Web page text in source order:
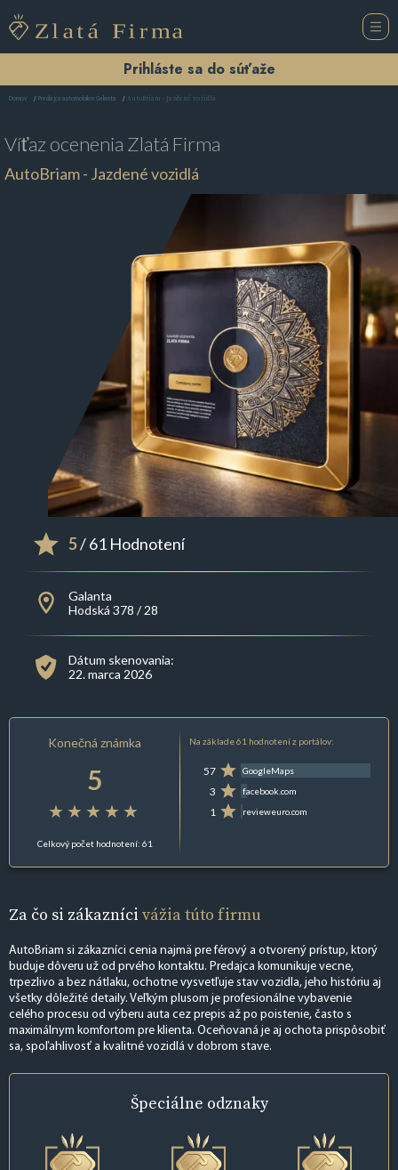
Prihláste sa do súťaže
Domov Predajca automobilov Galanta AutoBriam - Jazdené vozidlá
Víťaz ocenenia Zlatá Firma
AutoBriam - Jazdené vozidlá
5/ 61 Hodnotení
Galanta
Hodská 378 / 28
Dátum skenovania:
22. marca 2026
Konečná známka
5
Celkový počet hodnotení: 61
Na základe 61 hodnotení z portálov:
57 GoogleMaps
3 facebook.com
1 revieweuro.com
Za čo si zákazníci vážia túto firmu
AutoBriam si zákazníci cenia najmä pre férový a otvorený prístup, ktorý
buduje dôveru už od prvého kontaktu. Predajca komunikuje vecne,
trpezlivo a bez nátlaku, ochotne vysvetľuje stav vozidla, jeho históriu aj
všetky dôležité detaily. Veľkým plusom je profesionálne vybavenie
celého procesu od výberu auta cez prepis až po poistenie, často s
maximálnym komfortom pre klienta. Oceňovaná je aj ochota prispôsobiť
sa, spoľahlivosť a kvalitné vozidlá v dobrom stave.
Špeciálne odznaky